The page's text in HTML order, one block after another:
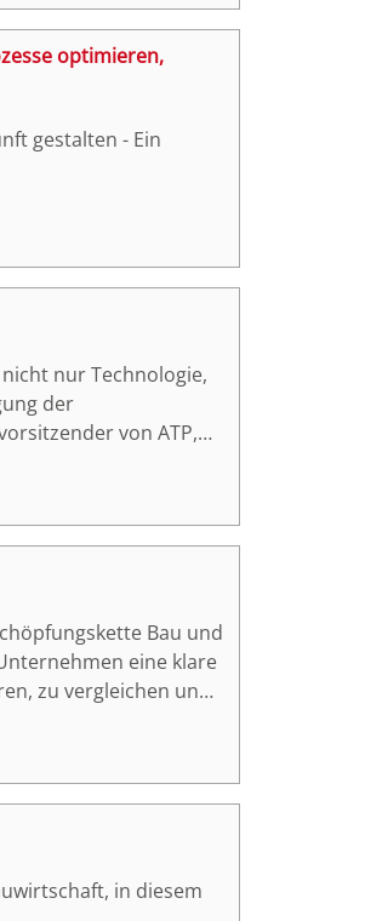
– verliehen hat und
um die digitale
optimieren,
gestalten - Ein
nur Technologie,
der
von ATP,
Bau und
eine klare
zu vergleichen und
in diesem